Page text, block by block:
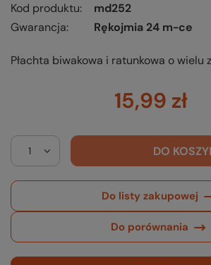
Kod produktu
md252
Gwarancja
Rękojmia 24 m-ce
Płachta biwakowa i ratunkowa o wielu
15,99 zł
DO
Do listy zakupowej
Do porównania